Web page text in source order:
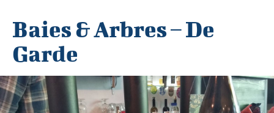
Baies & Arbres – De
Garde